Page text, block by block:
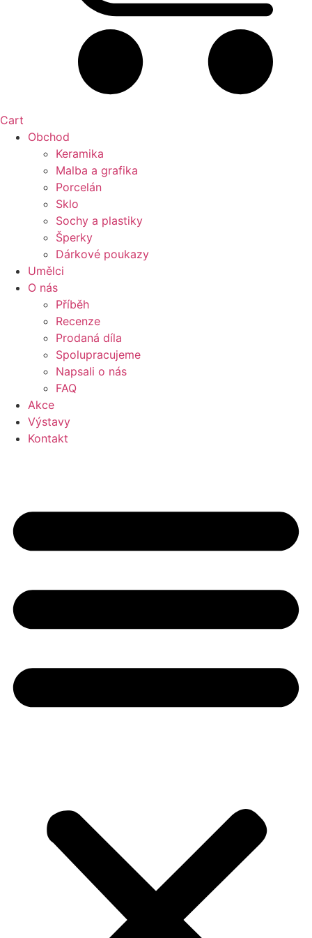
Cart
Obchod
Keramika
Malba a grafika
Porcelán
Sklo
Sochy a plastiky
Šperky
Dárkové poukazy
Umělci
O nás
Příběh
Recenze
Prodaná díla
Spolupracujeme
Napsali o nás
FAQ
Akce
Výstavy
Kontakt